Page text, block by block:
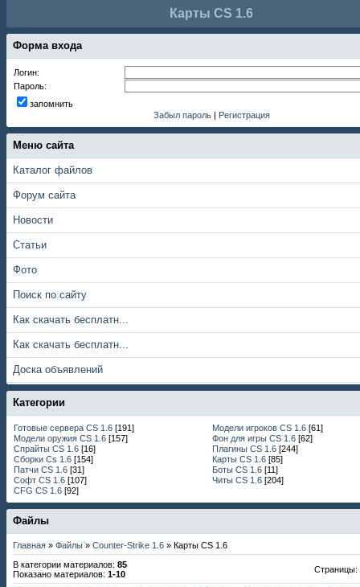
Карты CS 1.6
Форма входа
Логин:
Пароль:
запомнить
Забыл пароль | Регистрация
Меню сайта
Каталог файлов
Форум сайта
Новости
Статьи
Фото
Поиск по сайту
Как скачать бесплатн...
Как скачать бесплатн...
Доска объявлений
Категории
Готовые сервера CS 1.6 [191] Модели игроков CS 1.6 [61]
Модели оружия CS 1.6 [157] Фон для игры CS 1.6 [62]
Спрайты CS 1.6 [16] Плагины CS 1.6 [244]
Сборки Cs 1.6 [154] Карты CS 1.6 [85]
Патчи CS 1.6 [31] Боты CS 1.6 [11]
Софт CS 1.6 [107] Читы CS 1.6 [204]
CFG CS 1.6 [92]
Файлы
Главная » Файлы » Сounter-Strike 1.6 » Карты CS 1.6
В категории материалов: 85
Показано материалов: 1-10 Страницы: